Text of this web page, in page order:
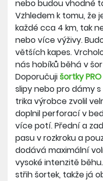
nebo budou vhodné
Vzhledem k tomu, že
každé cca 4 km, tak
nebo více výživy.
větších kapes.
nás hobíků běhá v
Doporučujišortky
slipy nebo pro dámy
trika výrobce zvolil
doplnil perforací v
více potí. Přední a
pasu v rozkroku a
dodává maximální
vysoké intenzitě
střih šortek, takže já